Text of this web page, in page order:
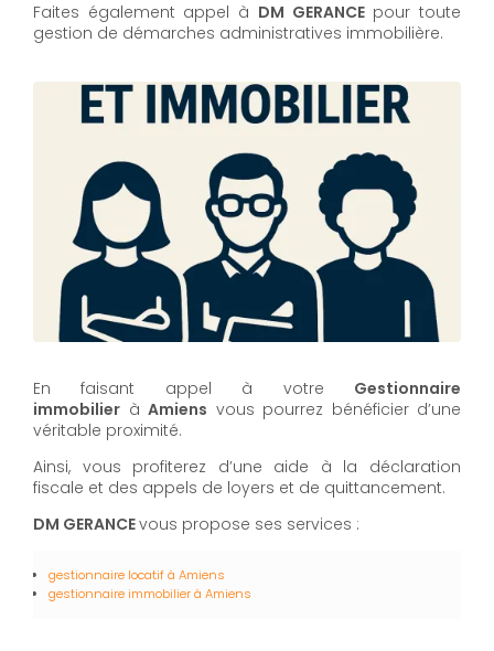
Faites également appel à DM GERANCEpour toute
gestion de démarches administratives immobilière.
En faisant appel à votre Gestionnaire
immobilier à Amiens vous pourrez bénéficier d’une
véritable proximité.
Ainsi, vous profiterez d’une aide à la déclaration
fiscale et des appels de loyers et de quittancement.
DM GERANCEvous propose ses services :
gestionnaire locatifà Amiens
gestionnaire immobilierà Amiens